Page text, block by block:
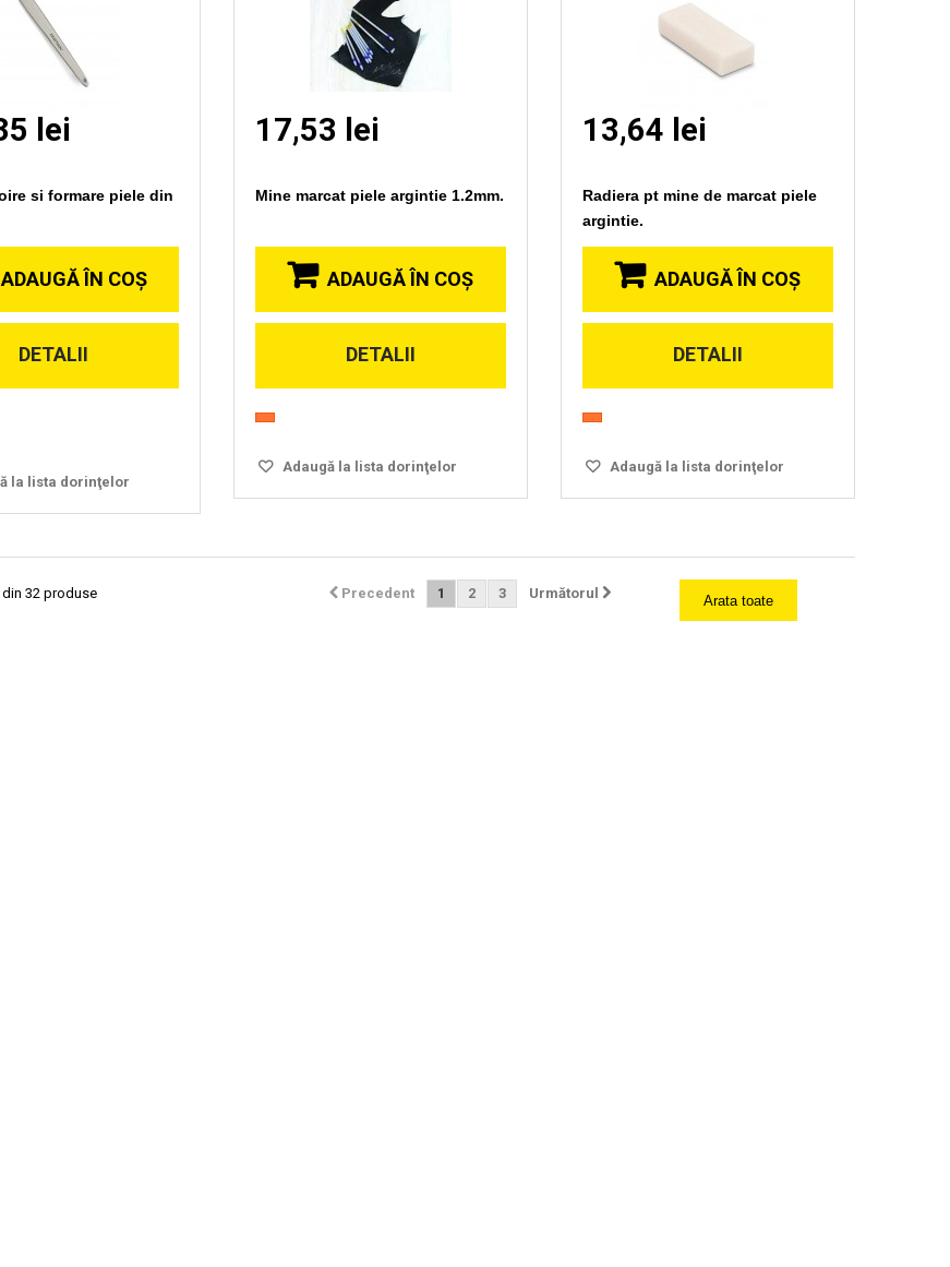
lei
si formare piele din
ADAUGĂ ÎN COŞ
DETALII
la lista dorinţelor
17,53 lei
Mine marcat piele argintie 1.2mm.
ADAUGĂ ÎN COŞ
DETALII
Adaugă la lista dorinţelor
13,64 lei
Radiera pt mine de marcat piele
argintie.
ADAUGĂ ÎN COŞ
DETALII
Adaugă la lista dorinţelor
Arata toate
Precedent 1 2 3 Următorul
din 32 produse